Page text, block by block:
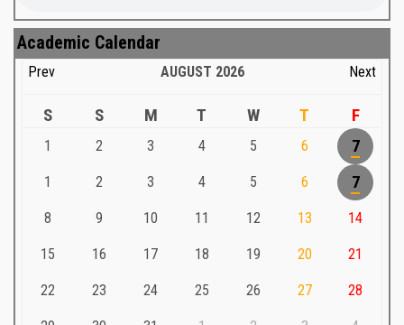
Academic Calendar
Prev AUGUST 2026 Next
S S M T W T F
1 2 3 4 5 6 7
1 2 3 4 5 6 7
8 9 10 11 12 13 14
15 16 17 18 19 20 21
22 23 24 25 26 27 28